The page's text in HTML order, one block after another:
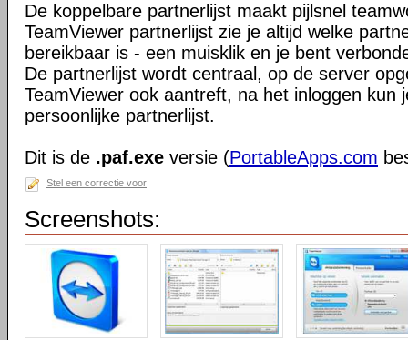
De koppelbare partnerlijst maakt pijlsnel
TeamViewer partnerlijst zie je altijd welke
bereikbaar is - een muisklik en je bent
De partnerlijst wordt centraal, op de server
TeamViewer ook aantreft, na het inloggen kun
persoonlijke partnerlijst.
Dit is de .paf.exe versie (PortableApps.com
Stel een correctie voor
Screenshots: